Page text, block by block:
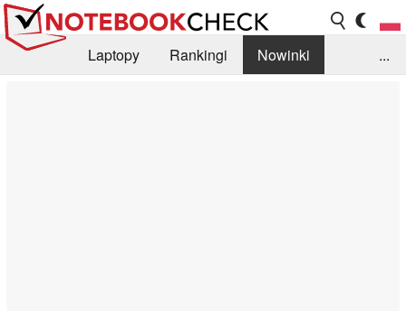
Laptopy Rankingi
Nowinki
...